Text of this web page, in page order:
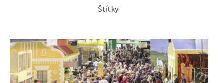
Gondová Malvína
Spravodajstvo
Štítky: